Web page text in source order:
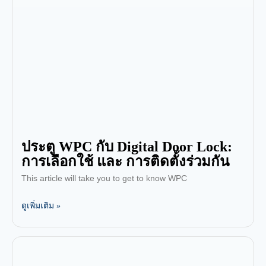
ประตู WPC กับ Digital Door Lock:
การเลือกใช้ และ การติดตั้งร่วมกัน
This article will take you to get to know WPC
ดูเพิ่มเติม »